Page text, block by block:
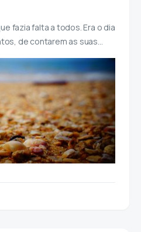
fazia falta a todos. Era o dia
de contarem as suas…